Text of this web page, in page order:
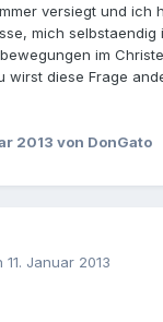
versiegt und ich
mich selbstaendig
im
wirst diese Frage
2013 von DonGato
11. Januar 2013